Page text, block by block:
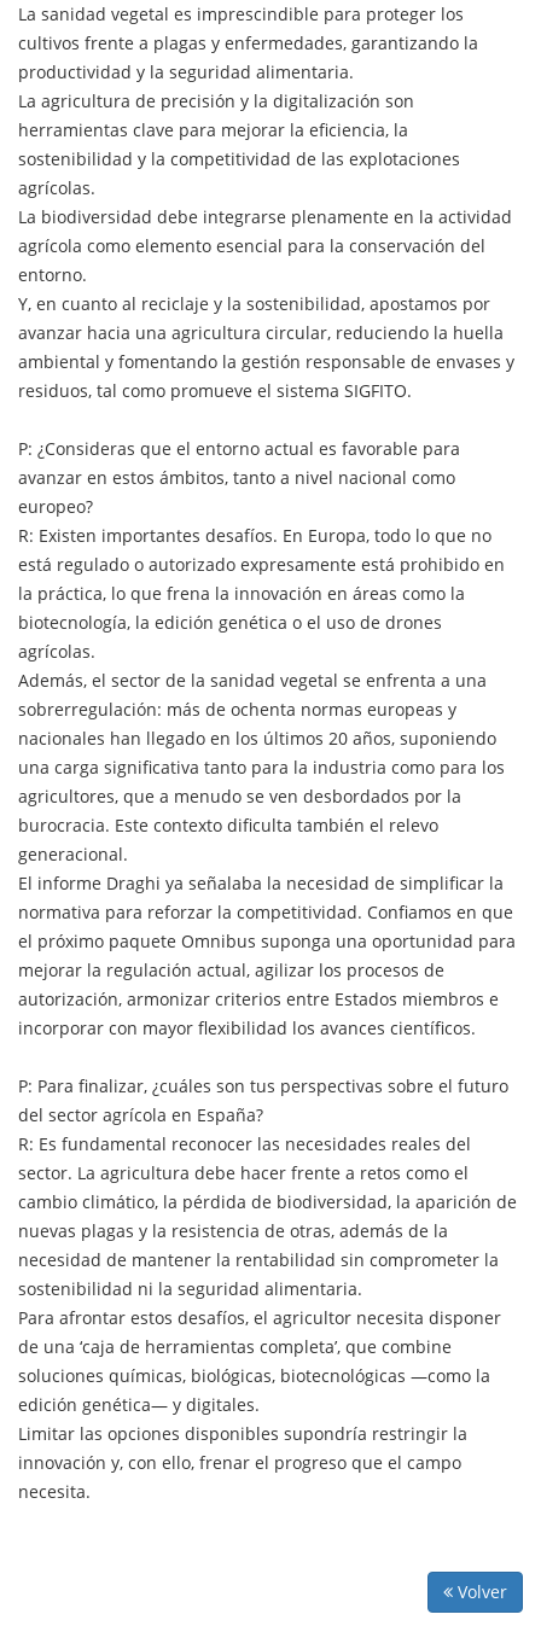
La sanidad vegetal es imprescindible para proteger los
cultivos frente a plagas y enfermedades, garantizando la
productividad y la seguridad alimentaria.
La agricultura de precisión y la digitalización son
herramientas clave para mejorar la eficiencia, la
sostenibilidad y la competitividad de las explotaciones
agrícolas.
La biodiversidad debe integrarse plenamente en la actividad
agrícola como elemento esencial para la conservación del
entorno.
Y, en cuanto al reciclaje y la sostenibilidad, apostamos por
avanzar hacia una agricultura circular, reduciendo la huella
ambiental y fomentando la gestión responsable de envases y
residuos, tal como promueve el sistema SIGFITO.
P: ¿Consideras que el entorno actual es favorable para
avanzar en estos ámbitos, tanto a nivel nacional como
europeo?
R: Existen importantes desafíos. En Europa, todo lo que no
está regulado o autorizado expresamente está prohibido en
la práctica, lo que frena la innovación en áreas como la
biotecnología, la edición genética o el uso de drones
agrícolas.
Además, el sector de la sanidad vegetal se enfrenta a una
sobrerregulación: más de ochenta normas europeas y
nacionales han llegado en los últimos 20 años, suponiendo
una carga significativa tanto para la industria como para los
agricultores, que a menudo se ven desbordados por la
burocracia. Este contexto dificulta también el relevo
generacional.
El informe Draghi ya señalaba la necesidad de simplificar la
normativa para reforzar la competitividad. Confiamos en que
el próximo paquete Omnibus suponga una oportunidad para
mejorar la regulación actual, agilizar los procesos de
autorización, armonizar criterios entre Estados miembros e
incorporar con mayor flexibilidad los avances científicos.
P: Para finalizar, ¿cuáles son tus perspectivas sobre el futuro
del sector agrícola en España?
R: Es fundamental reconocer las necesidades reales del
sector. La agricultura debe hacer frente a retos como el
cambio climático, la pérdida de biodiversidad, la aparición de
nuevas plagas y la resistencia de otras, además de la
necesidad de mantener la rentabilidad sin comprometer la
sostenibilidad ni la seguridad alimentaria.
Para afrontar estos desafíos, el agricultor necesita disponer
de una ‘caja de herramientas completa’, que combine
soluciones químicas, biológicas, biotecnológicas —como la
edición genética— y digitales.
Limitar las opciones disponibles supondría restringir la
innovación y, con ello, frenar el progreso que el campo
necesita.
Volver